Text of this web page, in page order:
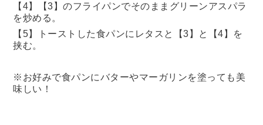
【4】【3】のフライパンでそのままグリーンアスパラ
を炒める。
【5】トーストした食パンにレタスと【3】と【4】を
挟む。
※お好みで食パンにバターやマーガリンを塗っても美
味しい！